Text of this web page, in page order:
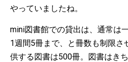
やっていましたね。
mini図書館での貸出は、通常は
1週間5冊まで、と冊数も制限さ
供する図書は500冊。図書はき